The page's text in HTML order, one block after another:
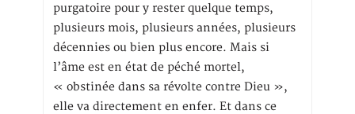
purgatoire pour y rester quelque temps,
plusieurs mois, plusieurs années, plusieurs
décennies ou bien plus encore. Mais si
l’âme est en état de péché mortel,
« obstinée dans sa révolte contre Dieu »,
elle va directement en enfer. Et dans ce